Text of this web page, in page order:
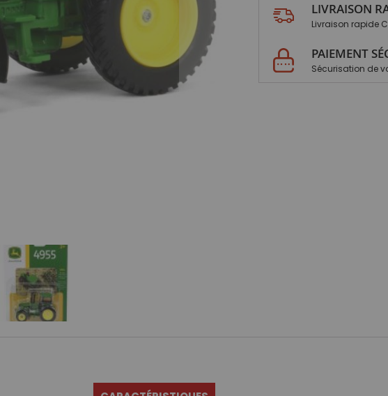
LIVRAISON
Livraison rapide
PAIEMENT
Sécurisation de